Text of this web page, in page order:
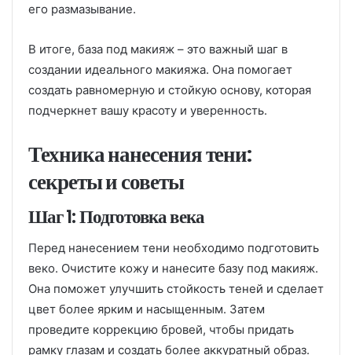
его размазывание.
В итоге, база под макияж – это важный шаг в
создании идеального макияжа. Она помогает
создать равномерную и стойкую основу, которая
подчеркнет вашу красоту и уверенность.
Техника нанесения тени:
секреты и советы
Шаг 1: Подготовка века
Перед нанесением тени необходимо подготовить
веко. Очистите кожу и нанесите базу под макияж.
Она поможет улучшить стойкость теней и сделает
цвет более ярким и насыщенным. Затем
проведите коррекцию бровей, чтобы придать
рамку глазам и создать более аккуратный образ.